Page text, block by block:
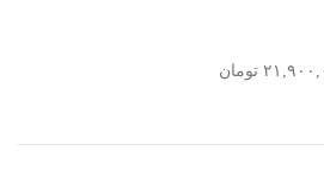
تومان